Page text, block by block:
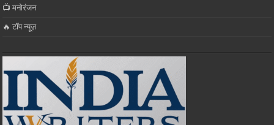
📺 मनोरंजन
🔥 टॉप न्यूज़